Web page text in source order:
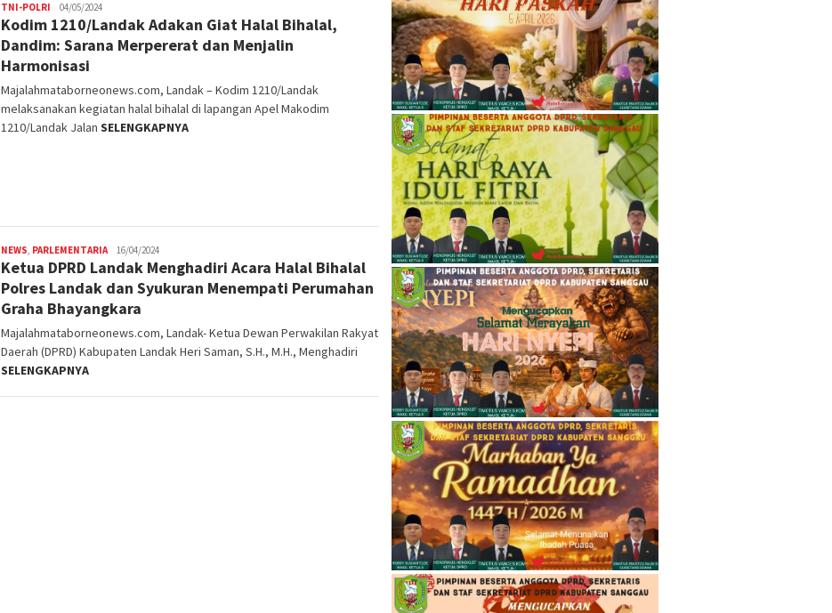
TNI-POLRI 04/05/2024
Kodim 1210/Landak Adakan Giat Halal Bihalal,
Dandim: Sarana Merpererat dan Menjalin
Harmonisasi
Majalahmataborneonews.com, Landak – Kodim 1210/Landak
melaksanakan kegiatan halal bihalal di lapangan Apel Makodim
1210/Landak Jalan SELENGKAPNYA
NEWS PARLEMENTARIA 16/04/2024
Ketua DPRD Landak Menghadiri Acara Halal Bihalal
Polres Landak dan Syukuran Menempati Perumahan
Graha Bhayangkara
Majalahmataborneonews.com, Landak- Ketua Dewan Perwakilan Rakyat
Daerah (DPRD) Kabupaten Landak Heri Saman, S.H., M.H., Menghadiri
SELENGKAPNYA